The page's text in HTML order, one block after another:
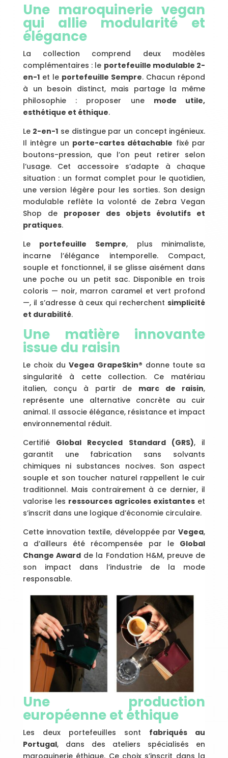
Une maroquinerie vegan
qui allie modularité et
élégance
La collection comprend deux modèles
complémentaires : le portefeuille modulable 2-
en-1et le portefeuille Sempre. Chacun répond
à un besoin distinct, mais partage la même
philosophie : proposer une mode utile,
esthétique et éthique.
Le 2-en-1 se distingue par un concept ingénieux.
Il intègre un porte-cartes détachable fixé par
boutons-pression, que l’on peut retirer selon
l’usage. Cet accessoire s’adapte à chaque
situation : un format complet pour le quotidien,
une version légère pour les sorties. Son design
modulable reflète la volonté de Zebra Vegan
Shop de proposer des objets évolutifs et
pratiques.
Le portefeuille Sempre, plus minimaliste,
incarne l’élégance intemporelle. Compact,
souple et fonctionnel, il se glisse aisément dans
une poche ou un petit sac. Disponible en trois
coloris — noir, marron caramel et vert profond
—, il s’adresse à ceux qui recherchentsimplicité
et durabilité.
Une matière innovante
issue du raisin
Le choix duVegea GrapeSkin® donne toute sa
singularité à cette collection. Ce matériau
italien, conçu à partir de marc de raisin,
représente une alternative concrète au cuir
animal. Il associe élégance, résistance et impact
environnemental réduit.
Certifié Global Recycled Standard (GRS), il
garantit une fabrication sans solvants
chimiques ni substances nocives. Son aspect
souple et son toucher naturel rappellent le cuir
traditionnel. Mais contrairement à ce dernier, il
valorise les ressources agricoles existantes et
s’inscrit dans une logique d’économie circulaire.
Cette innovation textile, développée parVegea,
a d’ailleurs été récompensée par le Global
Change Award de la Fondation H&M, preuve de
son impact dans l’industrie de la mode
responsable.
Une production
européenne et éthique
Les deux portefeuilles sont fabriqués au
Portugal, dans des ateliers spécialisés en
maroquinerie éthique. Ce choix s’inscrit dans la